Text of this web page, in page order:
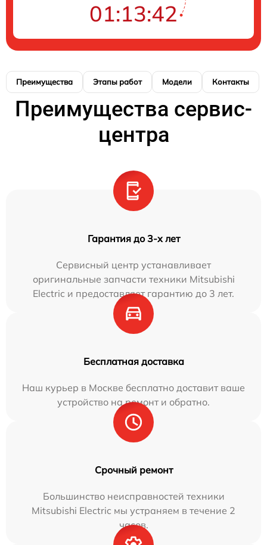
01:13:41
Преимущества Этапы работ Модели Контакты
Преимущества сервис-
центра
Гарантия до 3-х лет
Сервисный центр устанавливает
оригинальные запчасти техники Mitsubishi
Electric и предоставляет гарантию до 3 лет.
Бесплатная доставка
Наш курьер в Москве бесплатно доставит ваше
устройство на ремонт и обратно.
Срочный ремонт
Большинство неисправностей техники
Mitsubishi Electric мы устраняем в течение 2
часов.